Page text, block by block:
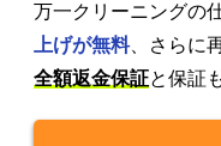
万一クリーニングの
上げが無料、さらに
全額返金保証と保証